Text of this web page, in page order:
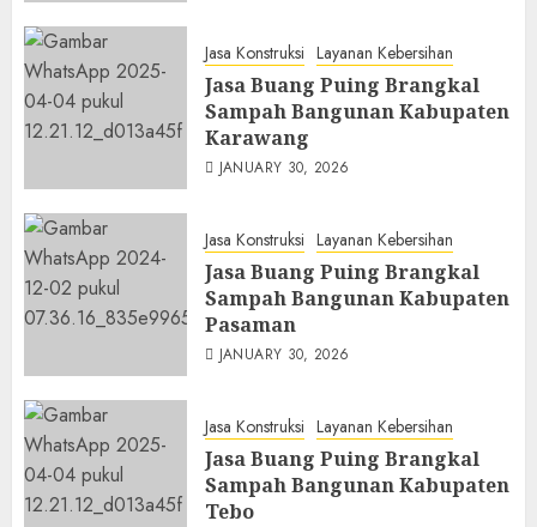
Jasa Konstruksi Layanan Kebersihan
Jasa Buang Puing Brangkal
Sampah Bangunan Kabupaten
Karawang
JANUARY 30, 2026
Jasa Konstruksi Layanan Kebersihan
Jasa Buang Puing Brangkal
Sampah Bangunan Kabupaten
Pasaman
JANUARY 30, 2026
Jasa Konstruksi Layanan Kebersihan
Jasa Buang Puing Brangkal
Sampah Bangunan Kabupaten
Tebo